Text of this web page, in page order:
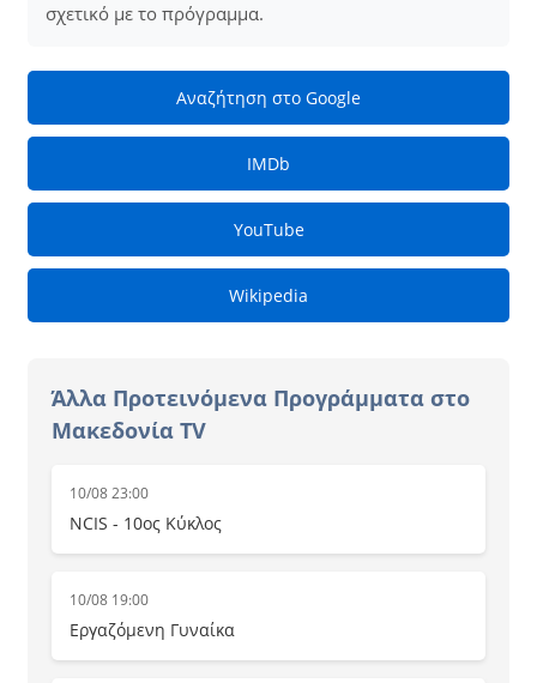
σχετικό με το πρόγραμμα.
Αναζήτηση στο Google
IMDb
YouTube
Wikipedia
Άλλα Προτεινόμενα Προγράμματα στο
Μακεδονία TV
10/08 23:00
NCIS - 10ος Κύκλος
10/08 19:00
Εργαζόμενη Γυναίκα